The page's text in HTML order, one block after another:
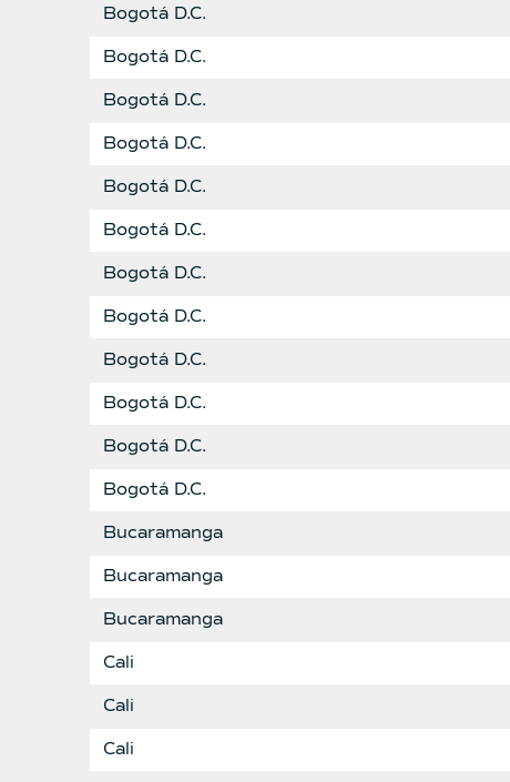
Bogotá D.C.
Bogotá D.C.
Bogotá D.C.
Bogotá D.C.
Bogotá D.C.
Bogotá D.C.
Bogotá D.C.
Bogotá D.C.
Bogotá D.C.
Bogotá D.C.
Bogotá D.C.
Bogotá D.C.
Bucaramanga
Bucaramanga
Bucaramanga
Cali
Cali
Cali